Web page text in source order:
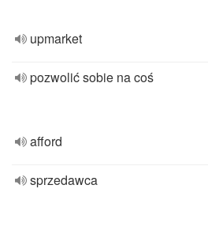
upmarket
pozwolić sobie na coś
afford
sprzedawca